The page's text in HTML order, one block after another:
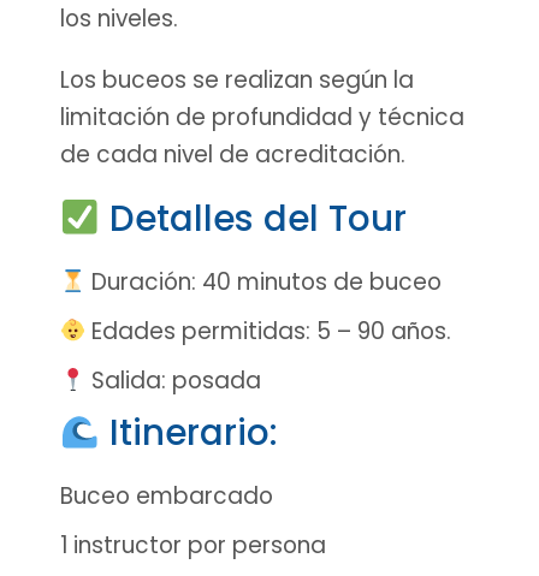
los niveles.
Los buceos se realizan según la
limitación de profundidad y técnica
de cada nivel de acreditación.
Detalles del Tour
Duración: 40 minutos de buceo
Edades permitidas: 5 – 90 años.
Salida: posada
Itinerario:
Buceo embarcado
1 instructor por persona